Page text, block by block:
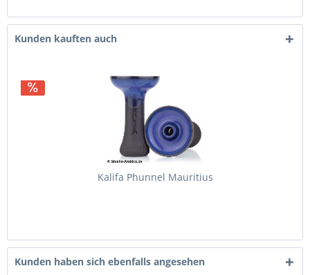
Kunden kauften auch
Kalifa Phunnel Mauritius
Kunden haben sich ebenfalls angesehen